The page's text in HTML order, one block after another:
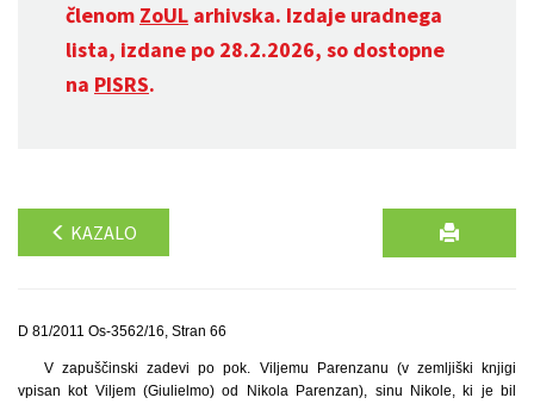
členom ZoUL arhivska. Izdaje uradnega
lista, izdane po 28.2.2026, so dostopne
na PISRS.
KAZALO
D 81/2011 Os-3562/16, Stran 66
V zapuščinski zadevi po pok. Viljemu Parenzanu (v zemljiški knjigi
vpisan kot Viljem (Giulielmo) od Nikola Parenzan), sinu Nikole, ki je bil